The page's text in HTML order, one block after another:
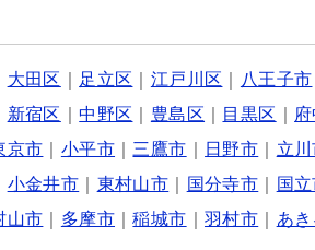
大田区 足立区 江戸川区 八王子市
新宿区 ｜中野区 豊島区 目黒区
京市 小平市 三鷹市 日野市 立
小金井市 東村山市 国分寺市 国
山市 多摩市 ｜稲城市 ｜羽村市 あ